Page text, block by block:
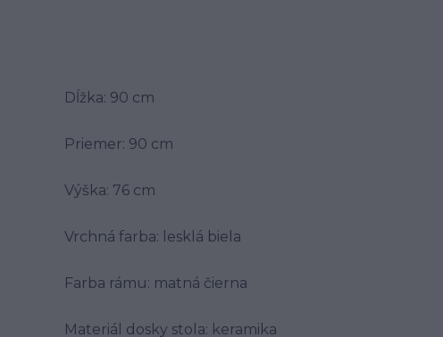
Dĺžka: 90 cm
Priemer: 90 cm
Výška: 76 cm
Vrchná farba: lesklá biela
Farba rámu: matná čierna
Materiál dosky stola: keramika